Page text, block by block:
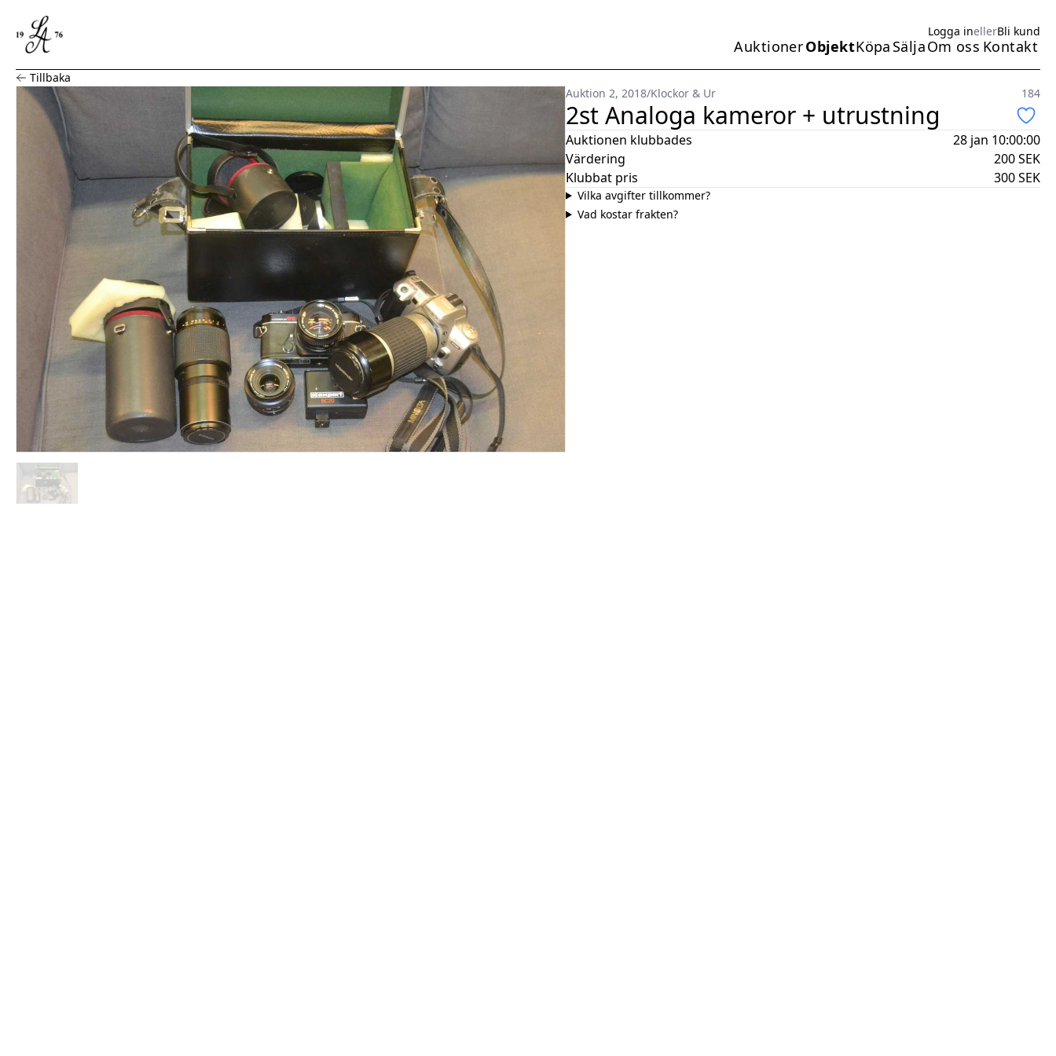
Logga inellerBli kund
Huvudmeny
AuktionerObjektKöpa SäljaOm oss Kontakt
2st Analoga kameror + utrustning
Tillbaka
Auktion 2, 2018/Klockor & Ur 184
2st Analoga kameror + utrustning
Auktionen klubbades
28 jan 10:00:00
Värdering
200SEK
Klubbat pris
300SEK
Vilka avgifter tillkommer?
Vad kostar frakten?